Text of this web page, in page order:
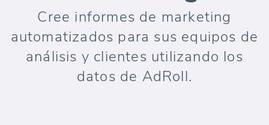
Cree informes de marketing
automatizados para sus equipos de
análisis y clientes utilizando los
datos de AdRoll.